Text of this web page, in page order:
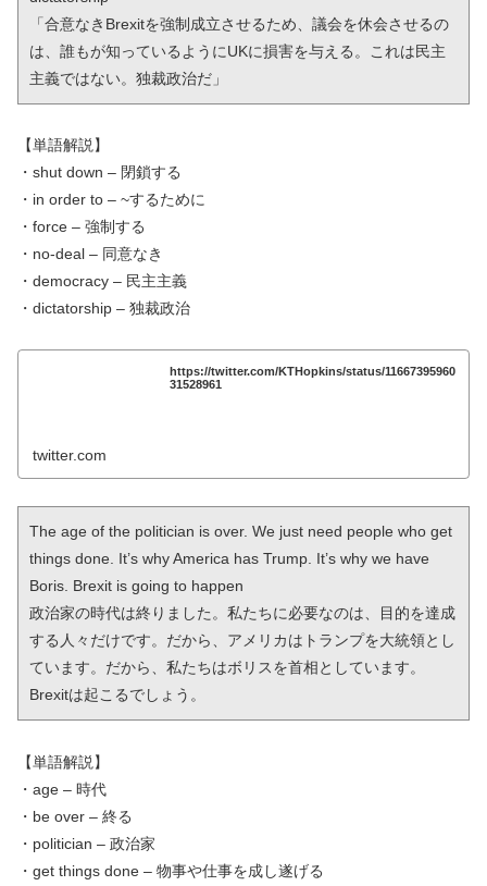
「合意なきBrexitを強制成立させるため、議会を休会させるの
は、誰もが知っているようにUKに損害を与える。これは民主
主義ではない。独裁政治だ」
【単語解説】
・shut down – 閉鎖する
・in order to – ~するために
・force – 強制する
・no-deal – 同意なき
・democracy – 民主主義
・dictatorship – 独裁政治
https://twitter.com/KTHopkins/status/11667395960
31528961
twitter.com
The age of the politician is over. We just need people who get
things done. It’s why America has Trump. It’s why we have
Boris. Brexit is going to happen
政治家の時代は終りました。私たちに必要なのは、目的を達成
する人々だけです。だから、アメリカはトランプを大統領とし
ています。だから、私たちはボリスを首相としています。
Brexitは起こるでしょう。
【単語解説】
・age – 時代
・be over – 終る
・politician – 政治家
・get things done – 物事や仕事を成し遂げる